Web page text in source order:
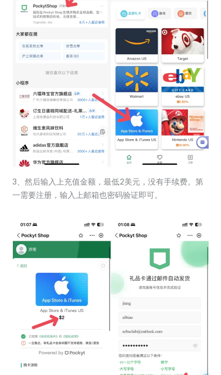
3、然后输入上充值金额，最低2美元，没有手续费。第
一需要注册，输入上邮箱也密码验证即可。